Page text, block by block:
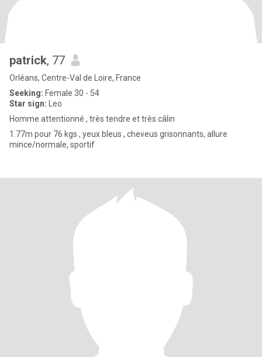
patrick, 77
Orléans, Centre-Val de Loire, France
Seeking: Female 30 - 54
Star sign: Leo
Homme attentionné , très tendre et très câlin
1.77m pour 76 kgs , yeux bleus , cheveus grisonnants, allure
mince/normale, sportif